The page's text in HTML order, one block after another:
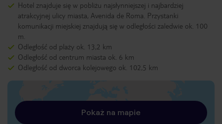
Hotel znajduje się w pobliżu najsłynniejszej i najbardziej
atrakcyjnej ulicy miasta, Avenida de Roma. Przystanki
komunikacji miejskiej znajdują się w odległości zaledwie ok. 100
m.
Odległość od plaży ok. 13,2 km
Odległość od centrum miasta ok. 6 km
Odległość od dworca kolejowego ok. 102,5 km
Pokaż na mapie